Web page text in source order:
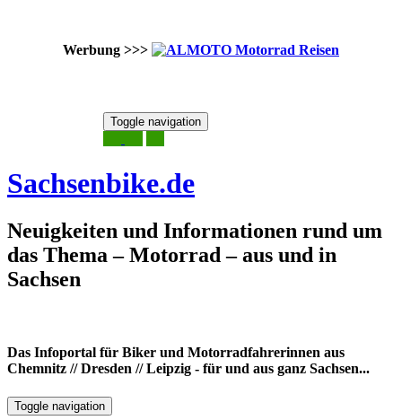
Werbung >>>
Toggle navigation
Sachsenbike.de
Neuigkeiten und Informationen rund um
das Thema – Motorrad – aus und in
Sachsen
Das Infoportal für Biker und Motorradfahrerinnen aus
Chemnitz // Dresden // Leipzig - für und aus ganz Sachsen...
Toggle navigation